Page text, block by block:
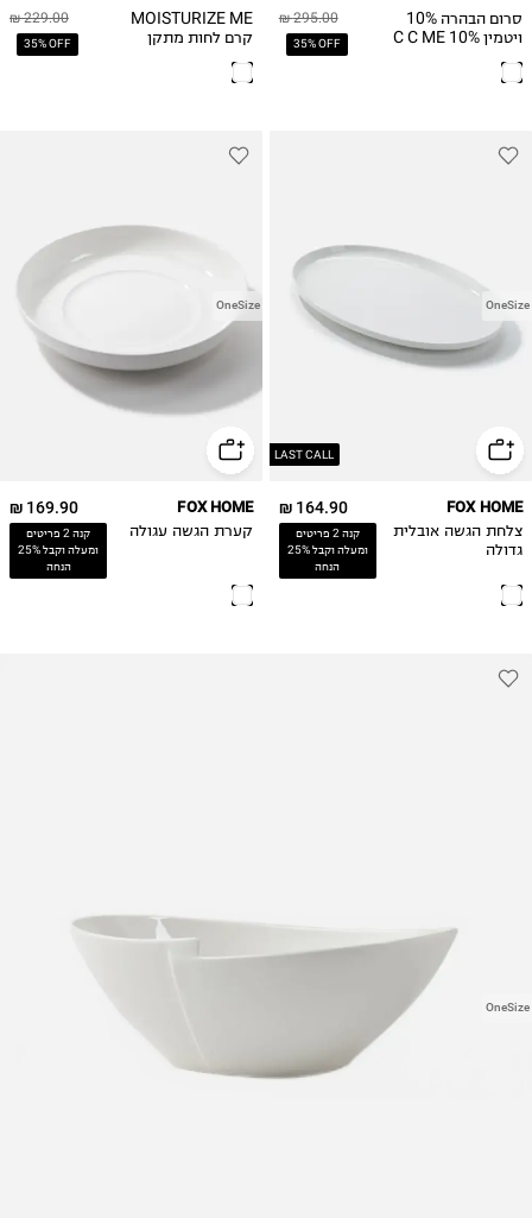
295.00 ₪
35% OFF
סרום הבהרה 10%
ויטמין C C ME 10%
229.00 ₪
35% OFF
MOISTURIZE ME
קרם לחות מתקן
LAST CALL
OneSize
164.90 ₪
קנה 2 פריטים
ומעלה וקבל 25%
הנחה
FOX HOME
צלחת הגשה אובלית
גדולה
OneSize
169.90 ₪
קנה 2 פריטים
ומעלה וקבל 25%
הנחה
FOX HOME
קערת הגשה עגולה
OneSize